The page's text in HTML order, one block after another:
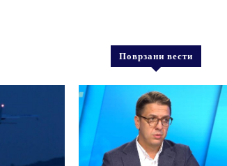
Поврзани вести